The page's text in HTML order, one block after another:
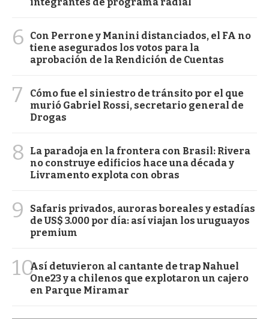
6
Con Perrone y Manini distanciados, el FA no
tiene asegurados los votos para la
aprobación de la Rendición de Cuentas
7
Cómo fue el siniestro de tránsito por el que
murió Gabriel Rossi, secretario general de
Drogas
8
La paradoja en la frontera con Brasil: Rivera
no construye edificios hace una década y
Livramento explota con obras
9
Safaris privados, auroras boreales y estadías
de US$ 3.000 por día: así viajan los uruguayos
premium
10Así detuvieron al cantante de trap Nahuel
One23 y a chilenos que explotaron un cajero
en Parque Miramar